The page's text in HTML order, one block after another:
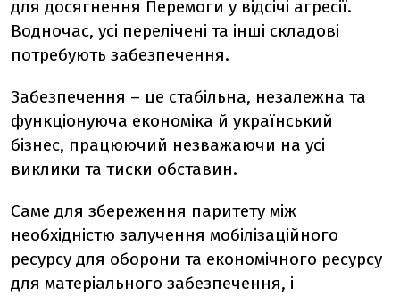
для досягнення Перемоги у відсічі агресії.
Водночас, усі перелічені та інші складові
потребують забезпечення.
Забезпечення – це стабільна, незалежна та
функціонуюча економіка й український
бізнес, працюючий незважаючи на усі
виклики та тиски обставин.
Саме для збереження паритету між
необхідністю залучення мобілізаційного
ресурсу для оборони та економічного ресурсу
для матеріального забезпечення, і